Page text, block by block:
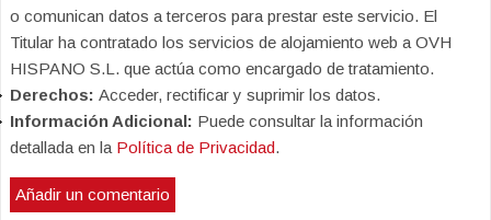
o comunican datos a terceros para prestar este servicio. El
Titular ha contratado los servicios de alojamiento web a OVH
HISPANO S.L. que actúa como encargado de tratamiento.
Derechos: Acceder, rectificar y suprimir los datos.
Información Adicional: Puede consultar la información
detallada en la Política de Privacidad.